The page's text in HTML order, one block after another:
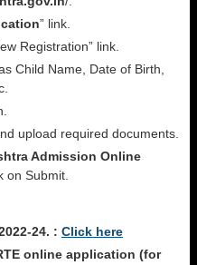
” link.
Registration” link.
Child Name, Date of Birth,
upload required documents.
Admission Online
on Submit.
24. : Click here
online application (for